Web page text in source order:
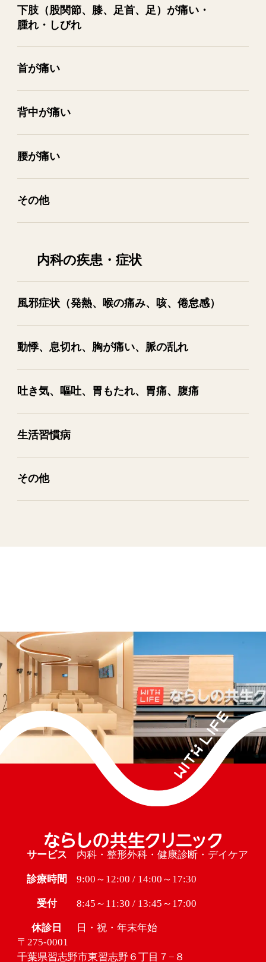
下肢​（股関節、​膝、​足首、​足）が​痛い・
腫れ・しびれ
首が​痛い
背中が​痛い
腰が​痛い
その​他
内科の疾患・症状
風邪症状​（発熱、​喉の​痛み、​咳、​倦怠感）
動悸、​息切れ、​胸が​痛い、​脈の​乱れ
吐き気、​嘔吐、​胃も​たれ、​胃痛、​腹痛
生活習慣病
その​他
サービス 内科・整形外科・健康診断・デイケア
診療時間 9:00～12:00 / 14:00～17:30
受付 8:45～11:30 / 13:45～17:00
休診日
日・祝・年末年始
〒275-0001
千葉県習志野市東習志野６丁目７−８